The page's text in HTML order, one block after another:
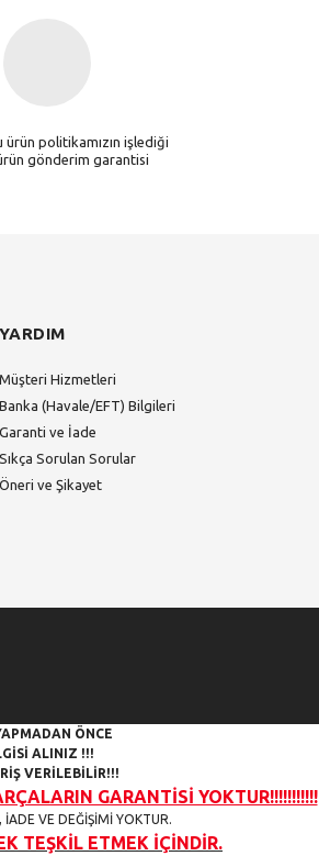
politikamızın işlediği
gönderim garantisi
YARDIM
Müşteri Hizmetleri
Banka (Havale/EFT) Bilgileri
Garanti ve İade
Sıkça Sorulan Sorular
Öneri ve Şikayet
ÖNCE
ALINIZ !!!
VERİLEBİLİR!!!
GARANTİSİ YOKTUR!!!!!!!!!!!
VE DEĞİŞİMİ YOKTUR.
TEŞKİL ETMEK İÇİNDİR.